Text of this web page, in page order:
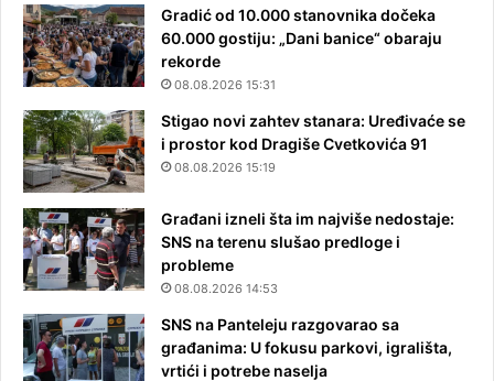
Gradić od 10.000 stanovnika dočeka
60.000 gostiju: „Dani banice“ obaraju
rekorde
08.08.2026 15:31
Stigao novi zahtev stanara: Uređivaće se
i prostor kod Dragiše Cvetkovića 91
08.08.2026 15:19
Građani izneli šta im najviše nedostaje:
SNS na terenu slušao predloge i
probleme
08.08.2026 14:53
SNS na Panteleju razgovarao sa
građanima: U fokusu parkovi, igrališta,
vrtići i potrebe naselja